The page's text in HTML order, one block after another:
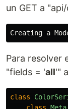
un GET a
Para resolver
"fields = 'all'"
class